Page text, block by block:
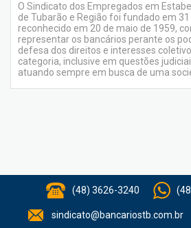
O Sindicato dos Empregados em
de Tubarão e Região foi fundado em
reconhecido em 20 de maio de 1959,
representar os bancários perante os
defesa dos direitos e interesses
categoria, inclusive em questões
atuando sempre em busca de uma
(48) 3626-3240
sindicato@bancariostb.com.br